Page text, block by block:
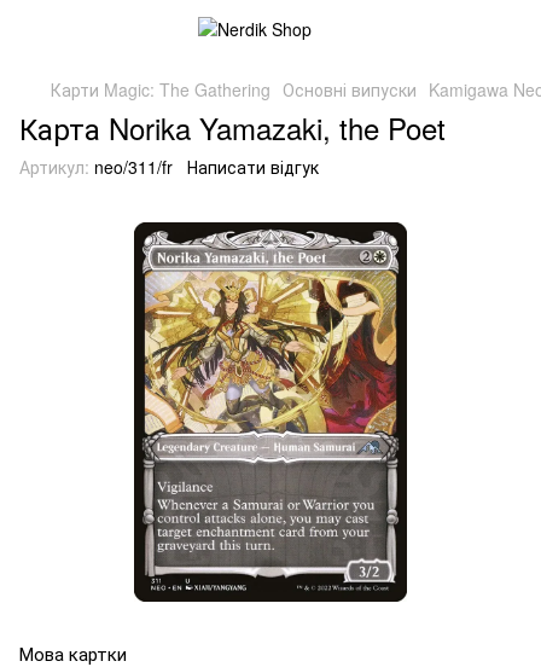
Карти Magic: The Gathering Основні випуски Kamigawa
Карта Norika Yamazaki, the Poet
Артикул: neo/311/fr Написати відгук
Мова картки